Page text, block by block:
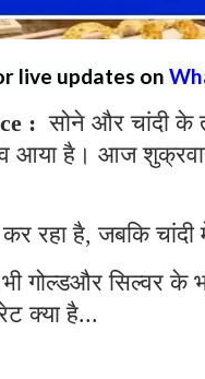
live updates on
: सोने और चांदी के
आया है। आज
रहा है, जबकि
भी गोल्डऔर सिल्वर
क्या है...